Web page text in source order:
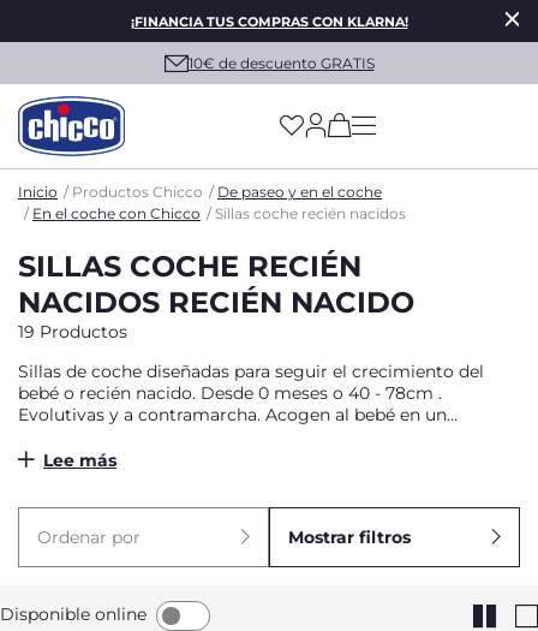
¡FINANCIA TUS COMPRAS CON KLARNA!
10€ de descuento GRATIS
(has more options
Inicio Productos Chicco
De paseo y en el coche
En el coche con Chicco
Sillas coche recién nacidos
SILLAS COCHE RECIÉN
NACIDOS RECIÉN NACIDO
19 Productos
Sillas de coche diseñadas para seguir el crecimiento del
bebé o recién nacido. Desde 0 meses o 40 - 78cm .
Evolutivas y a contramarcha. Acogen al bebé en un
Lee más
Ordenar por Mostrar filtros
Disponible online